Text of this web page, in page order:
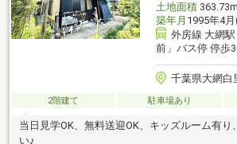
土地面積363.73m
築年月 1995年4
外房線 大網
前」バス停 停歩
千葉県大網白
2階建て 駐車場あり
当日見学OK、無料送迎OK、キッズルーム有り
い♪